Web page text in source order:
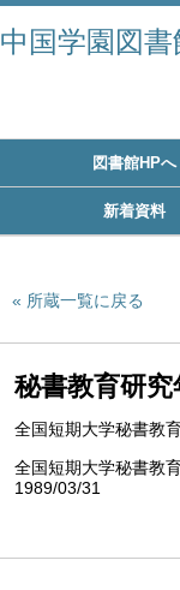
中国学園図書
図書館HPへ
新着資料
所蔵一覧に戻る
秘書教育研究
全国短期大学秘書教
全国短期大学秘書教
1989/03/31